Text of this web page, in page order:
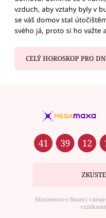
vzduch, aby vztahy byly v
se váš domov stal
svého já, proto si ho važte
CELÝ HOROSKOP PRO
41 39 12
Ministerstvo financí